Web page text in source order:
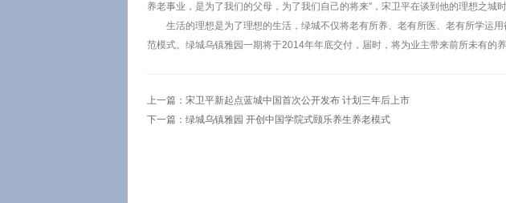
养老事业，是为了我们的父母，为了我们自己的将来"，宋卫平在谈到他的理想之城时
生活的理想是为了理想的生活，绿城不仅将老有所养、老有所医、老有所学运
范模式。绿城乌镇雅园一期将于2014年年底交付，届时，将为业主带来前所未有的养
上一篇： 宋卫平新起点蓝城中国首次公开发布 计划三年后上市
下一篇： 绿城乌镇雅园 开创中国学院式颐乐养生养老模式